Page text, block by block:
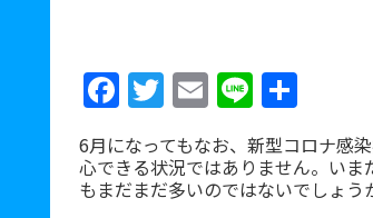
Facebook
Twitter
Email
Line
有
6月になってもなお、新型コロナ感
心できる状況ではありません。い
もまだまだ多いのではないでしょう